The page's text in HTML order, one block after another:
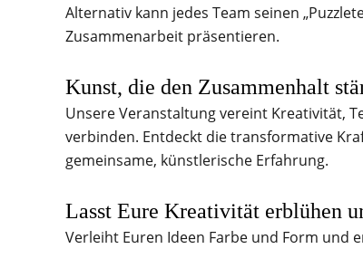
Alternativ kann jedes Team seinen
Zusammenarbeit präsentieren.
Kunst, die den Zusammenhalt
Unsere Veranstaltung vereint Kreativität,
verbinden. Entdeckt die transformative
gemeinsame, künstlerische Erfahrung.
Lasst Eure Kreativität erblühen
Verleiht Euren Ideen Farbe und Form und